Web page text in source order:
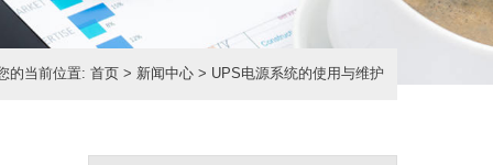
的当前位置:首页 > 新闻中心 > UPS电源系统的使用与维护